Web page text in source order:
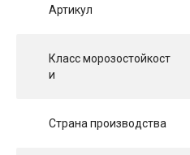
Артикул
Класс морозостойкост
и
Страна производства